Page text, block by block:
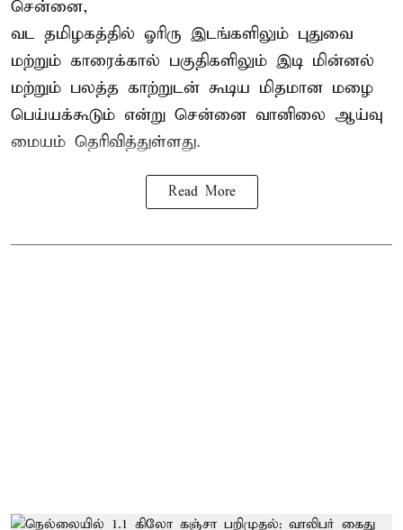
சென்னை,
வட தமிழகத்தில் ஓரிரு இடங்களிலும் புதுவை
மற்றும் காரைக்கால் பகுதிகளிலும் இடி மின்னல்
மற்றும் பலத்த காற்றுடன் கூடிய மிதமான மழை
பெய்யக்கூடும் என்று சென்னை வானிலை ஆய்வு
மையம் தெரிவித்துள்ளது.
Read More